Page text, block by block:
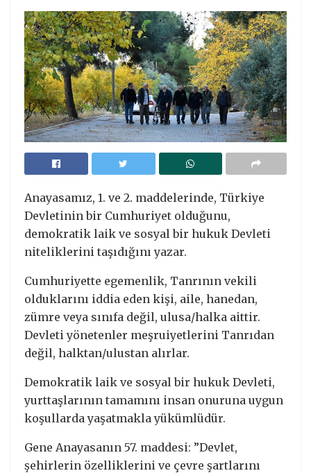
Anayasamız, 1. ve 2. maddelerinde, Türkiye
Devletinin bir Cumhuriyet olduğunu,
demokratik laik ve sosyal bir hukuk Devleti
niteliklerini taşıdığını yazar.
Cumhuriyette egemenlik, Tanrının vekili
olduklarını iddia eden kişi, aile, hanedan,
zümre veya sınıfa değil, ulusa/halka aittir.
Devleti yönetenler meşruiyetlerini Tanrıdan
değil, halktan/ulustan alırlar.
Demokratik laik ve sosyal bir hukuk Devleti,
yurttaşlarının tamamını insan onuruna uygun
koşullarda yaşatmakla yükümlüdür.
Gene Anayasanın 57. maddesi: ”Devlet,
şehirlerin özelliklerini ve çevre şartlarını